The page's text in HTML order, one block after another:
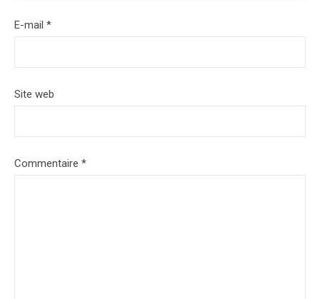
E-mail *
Site web
Commentaire *